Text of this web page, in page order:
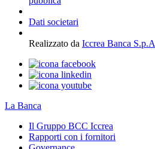
Dati societari
Realizzato da Iccrea Banca S.p.A
La Banca
Il Gruppo BCC Iccrea
Rapporti con i fornitori